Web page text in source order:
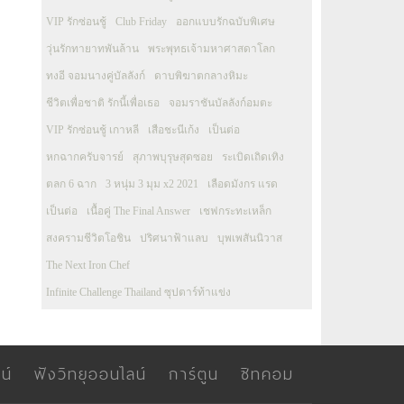
VIP รักซ่อนชู้ Club Friday ออกแบบรักฉบับพิเศษ
วุ่นรักทายาทพันล้าน พระพุทธเจ้ามหาศาสดาโลก
ทงอี จอมนางคู่บัลลังก์ ดาบพิฆาตกลางหิมะ
ชีวิตเพื่อชาติ รักนี้เพื่อเธอ จอมราชันบัลลังก์อมตะ
VIP รักซ่อนชู้ เกาหลี เสือชะนีเก้ง เป็นต่อ
หกฉากครับจารย์ สุภาพบุรุษสุดซอย ระเบิดเถิดเทิง
ตลก 6 ฉาก 3 หนุ่ม 3 มุม x2 2021 เลือดมังกร แรด
เป็นต่อ เนื้อคู่ The Final Answer เชฟกระทะเหล็ก
สงครามชีวิตโอชิน ปริศนาฟ้าแลบ บุพเพสันนิวาส
The Next Iron Chef
Infinite Challenge Thailand ซุปตาร์ท้าแข่ง
ฟังวิทยุออนไลน์ การ์ตูน ซิทคอม